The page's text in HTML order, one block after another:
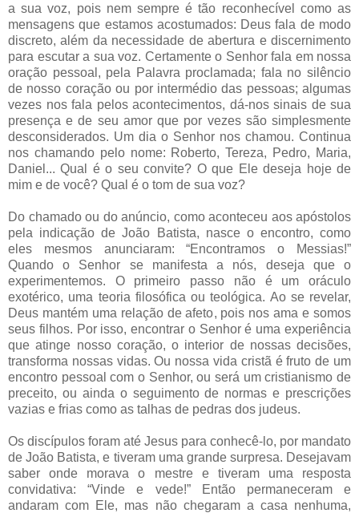
a sua voz, pois nem sempre é tão reconhecível como as
mensagens que estamos acostumados: Deus fala de modo
discreto, além da necessidade de abertura e discernimento
para escutar a sua voz. Certamente o Senhor fala em nossa
oração pessoal, pela Palavra proclamada; fala no silêncio
de nosso coração ou por intermédio das pessoas; algumas
vezes nos fala pelos acontecimentos, dá-nos sinais de sua
presença e de seu amor que por vezes são simplesmente
desconsiderados. Um dia o Senhor nos chamou. Continua
nos chamando pelo nome: Roberto, Tereza, Pedro, Maria,
Daniel... Qual é o seu convite? O que Ele deseja hoje de
mim e de você? Qual é o tom de sua voz?
Do chamado ou do anúncio, como aconteceu aos apóstolos
pela indicação de João Batista, nasce o encontro, como
eles mesmos anunciaram: “Encontramos o Messias!”
Quando o Senhor se manifesta a nós, deseja que o
experimentemos. O primeiro passo não é um oráculo
exotérico, uma teoria filosófica ou teológica. Ao se revelar,
Deus mantém uma relação de afeto, pois nos ama e somos
seus filhos. Por isso, encontrar o Senhor é uma experiência
que atinge nosso coração, o interior de nossas decisões,
transforma nossas vidas. Ou nossa vida cristã é fruto de um
encontro pessoal com o Senhor, ou será um cristianismo de
preceito, ou ainda o seguimento de normas e prescrições
vazias e frias como as talhas de pedras dos judeus.
Os discípulos foram até Jesus para conhecê-lo, por mandato
de João Batista, e tiveram uma grande surpresa. Desejavam
saber onde morava o mestre e tiveram uma resposta
convidativa: “Vinde e vede!” Então permaneceram e
andaram com Ele, mas não chegaram a casa nenhuma,